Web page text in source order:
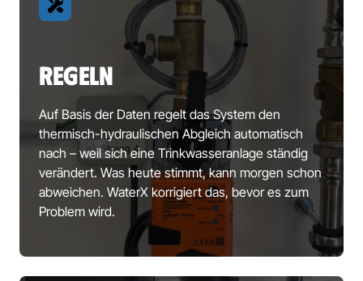
REGELN
Auf Basis der Daten regelt das System den
thermisch-hydraulischen Abgleich automatisch
nach – weil sich eine Trinkwasseranlage ständig
verändert. Was heute stimmt, kann morgen schon
abweichen. WaterX korrigiert das, bevor es zum
Problem wird.